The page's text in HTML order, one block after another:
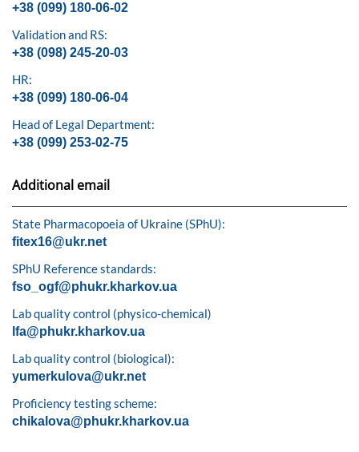
+38 (099) 180-06-02
Validation and RS:
+38 (098) 245-20-03
HR:
+38 (099) 180-06-04
Head of Legal Department:
+38 (099) 253-02-75
Additional email
State Pharmacopoeia of Ukraine (SPhU):
fitex16@ukr.net
SPhU Reference standards:
fso_ogf@phukr.kharkov.ua
Lab quality control (physico-chemical)
lfa@phukr.kharkov.ua
Lab quality control (biological):
yumerkulova@ukr.net
Proficiency testing scheme:
chikalova@phukr.kharkov.ua